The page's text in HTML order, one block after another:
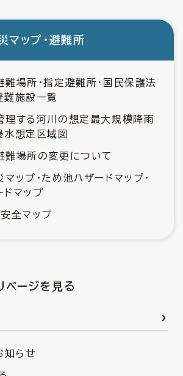
マップ・避難所
難場所・指定避難所・国民保護法
難施設一覧
理する河川の想定最大規模降雨
水想定区域図
難場所の変更について
ップ・ため池ハザードマップ・
ドマップ
全マップ
ページを見る
知らせ